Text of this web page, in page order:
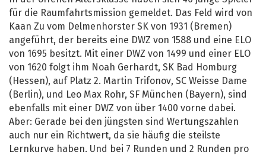
für die Raumfahrtsmission gemeldet. Das Feld wird von
Kaan Zu vom Delmenhorster SK von 1931 (Bremen)
angeführt, der bereits eine DWZ von 1588 und eine ELO
von 1695 besitzt. Mit einer DWZ von 1499 und einer ELO
von 1620 folgt ihm Noah Gerhardt, SK Bad Homburg
(Hessen), auf Platz 2. Martin Trifonov, SC Weisse Dame
(Berlin), und Leo Max Rohr, SF München (Bayern), sind
ebenfalls mit einer DWZ von über 1400 vorne dabei.
Aber: Gerade bei den jüngsten sind Wertungszahlen
auch nur ein Richtwert, da sie häufig die steilste
Lernkurve haben. Und bei 7 Runden und 2 Runden pro